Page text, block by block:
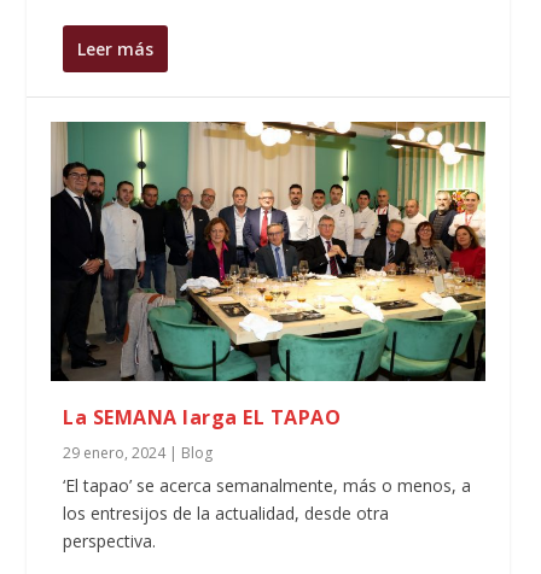
Leer más
La SEMANA larga EL TAPAO
29 enero, 2024| Blog
‘El tapao’ se acerca semanalmente, más o menos, a
los entresijos de la actualidad, desde otra
perspectiva.